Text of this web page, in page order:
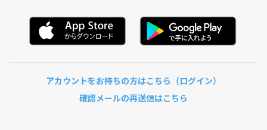
アカウントをお持ちの方はこちら（ログイン）
確認メールの再送信はこちら